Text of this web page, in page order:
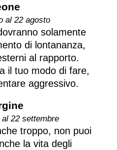
al 22 agosto
solamente
di lontananza,
al rapporto.
il tuo modo di fare,
aggressivo.
22 settembre
troppo, non puoi
la vita degli